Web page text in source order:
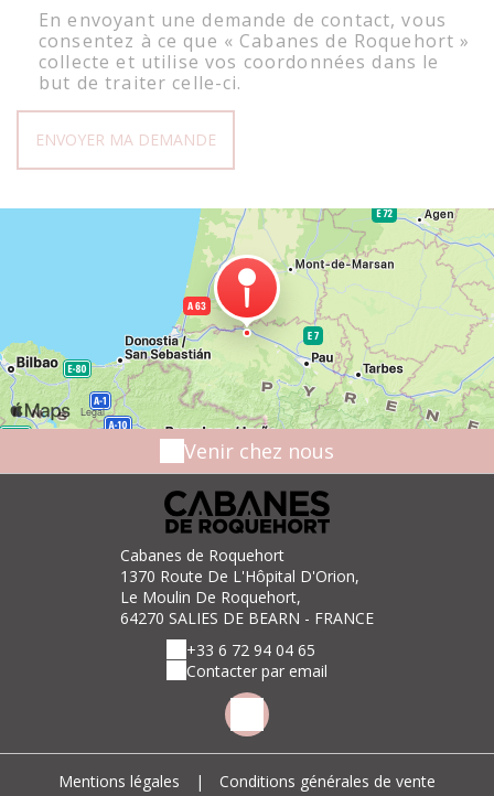
En envoyant une demande de contact, vous
consentez à ce que « Cabanes de Roquehort »
collecte et utilise vos coordonnées dans le
but de traiter celle-ci.
Venir chez nous
Cabanes de Roquehort
1370 Route De L'Hôpital D'Orion,
Le Moulin De Roquehort,
64270 SALIES DE BEARN - FRANCE
+33 6 72 94 04 65
Contacter par email
Mentions légales | Conditions générales de vente